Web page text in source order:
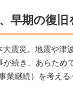
早期の復
震災。地震や津
が続き、あらため
業継続）を考え